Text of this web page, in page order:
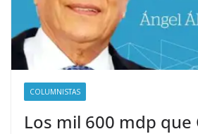
COLUMNISTAS
Los mil 600 mdp que